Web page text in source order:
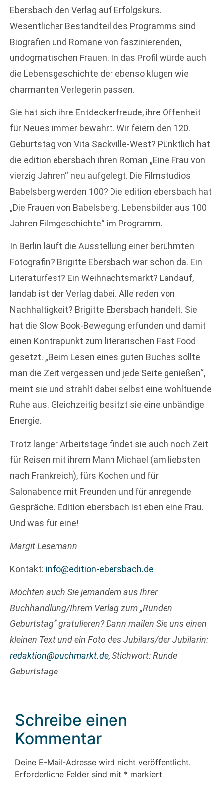
Ebersbach den Verlag auf Erfolgskurs.
Wesentlicher Bestandteil des Programms sind
Biografien und Romane von faszinierenden,
undogmatischen Frauen. In das Profil würde auch
die Lebensgeschichte der ebenso klugen wie
charmanten Verlegerin passen.
Sie hat sich ihre Entdeckerfreude, ihre Offenheit
für Neues immer bewahrt. Wir feiern den 120.
Geburtstag von Vita Sackville-West? Pünktlich hat
die edition ebersbach ihren Roman „Eine Frau von
vierzig Jahren“ neu aufgelegt. Die Filmstudios
Babelsberg werden 100? Die edition ebersbach hat
„Die Frauen von Babelsberg. Lebensbilder aus 100
Jahren Filmgeschichte“ im Programm.
In Berlin läuft die Ausstellung einer berühmten
Fotografin? Brigitte Ebersbach war schon da. Ein
Literaturfest? Ein Weihnachtsmarkt? Landauf,
landab ist der Verlag dabei. Alle reden von
Nachhaltigkeit? Brigitte Ebersbach handelt. Sie
hat die Slow Book-Bewegung erfunden und damit
einen Kontrapunkt zum literarischen Fast Food
gesetzt. „Beim Lesen eines guten Buches sollte
man die Zeit vergessen und jede Seite genießen“,
meint sie und strahlt dabei selbst eine wohltuende
Ruhe aus. Gleichzeitig besitzt sie eine unbändige
Energie.
Trotz langer Arbeitstage findet sie auch noch Zeit
für Reisen mit ihrem Mann Michael (am liebsten
nach Frankreich), fürs Kochen und für
Salonabende mit Freunden und für anregende
Gespräche. Edition ebersbach ist eben eine Frau.
Und was für eine!
Margit Lesemann
Kontakt: info@edition-ebersbach.de
Möchten auch Sie jemandem aus Ihrer
Buchhandlung/Ihrem Verlag zum „Runden
Geburtstag“ gratulieren? Dann mailen Sie uns einen
kleinen Text und ein Foto des Jubilars/der Jubilarin:
redaktion@buchmarkt.de, Stichwort: Runde
Geburtstage
Schreibe einen
Kommentar
Deine E-Mail-Adresse wird nicht veröffentlicht.
Erforderliche Felder sind mit * markiert